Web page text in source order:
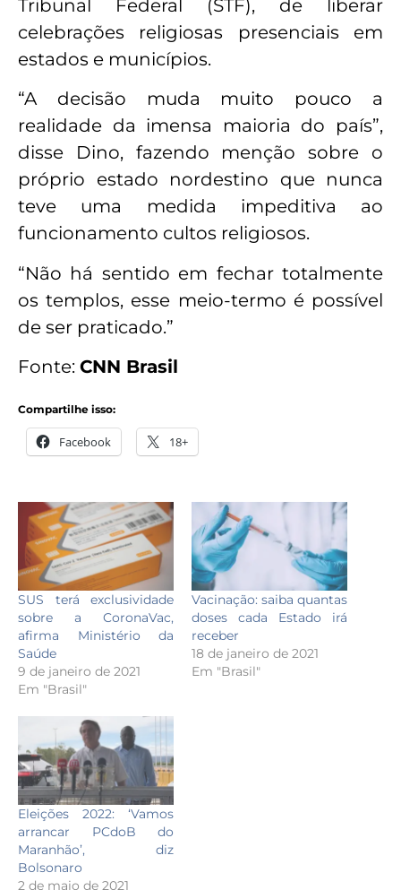
Tribunal Federal (STF), de liberar
celebrações religiosas presenciais em
estados e municípios.
“A decisão muda muito pouco a
realidade da imensa maioria do país”,
disse Dino, fazendo menção sobre o
próprio estado nordestino que nunca
teve uma medida impeditiva ao
funcionamento cultos religiosos.
“Não há sentido em fechar totalmente
os templos, esse meio-termo é possível
de ser praticado.”
Fonte: CNN Brasil
Compartilhe isso:
Facebook 18+
SUS terá exclusividade
sobre a CoronaVac,
afirma Ministério da
Saúde
9 de janeiro de 2021
Em "Brasil"
Vacinação: saiba quantas
doses cada Estado irá
receber
18 de janeiro de 2021
Em "Brasil"
Eleições 2022: ‘Vamos
arrancar PCdoB do
Maranhão’, diz
Bolsonaro
2 de maio de 2021